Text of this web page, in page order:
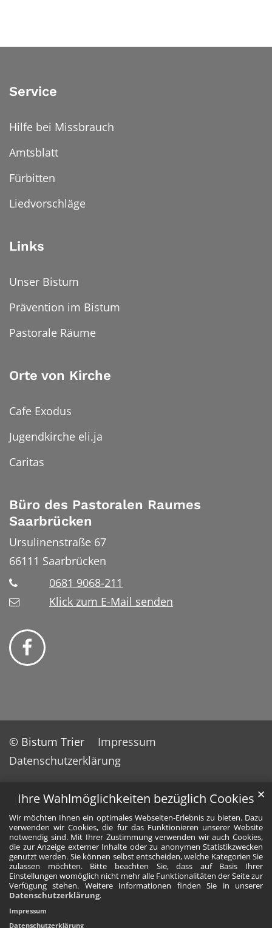
Ihre Wahlmöglichkeiten bezüglich Cookies
Wir möchten Ihnen ein optimales Webseiten-Erlebnis zu bieten. Dazu
verwenden wir Cookies, die für das Funktionieren unserer Website
notwendig sind. Mit Ihrer Zustimmung verwenden wir auch Cookies,
die zur Anzeige externer Inhalte oder zu anonymen Statistikzwecken
genutzt werden. Sie können selbst entscheiden, welche Kategorien Sie
zulassen möchten. Bitte beachten Sie, dass auf Basis Ihrer
Einstellungen womöglich nicht mehr alle Funktionalitäten der Seite zur
Verfügung stehen. Weitere Informationen finden Sie in unserer
Datenschutzerklärung.
✕
Impressum
Datenschutzerklärung
Service
Hilfe bei Missbrauch
Amtsblatt
Fürbitten
Liedvorschläge
Links
Unser Bistum
Prävention im Bistum
Pastorale Räume
Orte von Kirche
Cafe Exodus
Jugendkirche eli.ja
Caritas
Büro des Pastoralen Raumes
Saarbrücken
Ursulinenstraße 67
66111 Saarbrücken
0681 9068-211
Klick zum E-Mail senden
© Bistum Trier
Impressum
Datenschutzerklärung